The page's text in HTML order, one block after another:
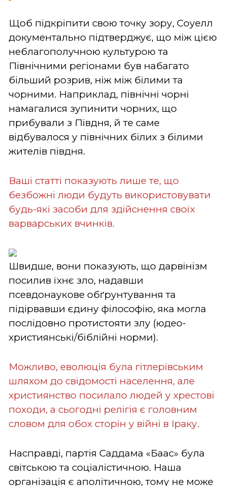
Щоб підкріпити свою точку зору, Соуелл
документально підтверджує, що між цією
неблагополучною культурою та
Північними регіонами був набагато
більший розрив, ніж між білими та
чорними. Наприклад, північні чорні
намагалися зупинити чорних, що
прибували з Півдня, й те саме
відбувалося у північних білих з білими
жителів півдня.
Ваші статті показують лише те, що
безбожні люди будуть використовувати
будь-які засоби для здійснення своїх
варварських вчинків.
Швидше, вони показують, що дарвінізм
посилив їхнє зло, надавши
псевдонаукове обґрунтування та
підірвавши єдину філософію, яка могла
послідовно протистояти злу (юдео-
християнські/біблійні норми).
Можливо, еволюція була гітлерівським
шляхом до свідомості населення, але
християнство посилало людей у хрестові
походи, а сьогодні релігія є головним
словом для обох сторін у війні в Іраку.
Насправді, партія Саддама «Баас» була
світською та соціалістичною. Наша
організація є аполітичною, тому не може